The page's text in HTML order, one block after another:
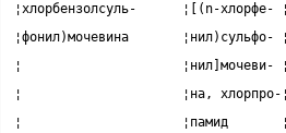
¦хлорбензолсуль-      ¦[(n-
¦фонил)мочевина
¦
¦                     ¦на,
¦                     ¦памид